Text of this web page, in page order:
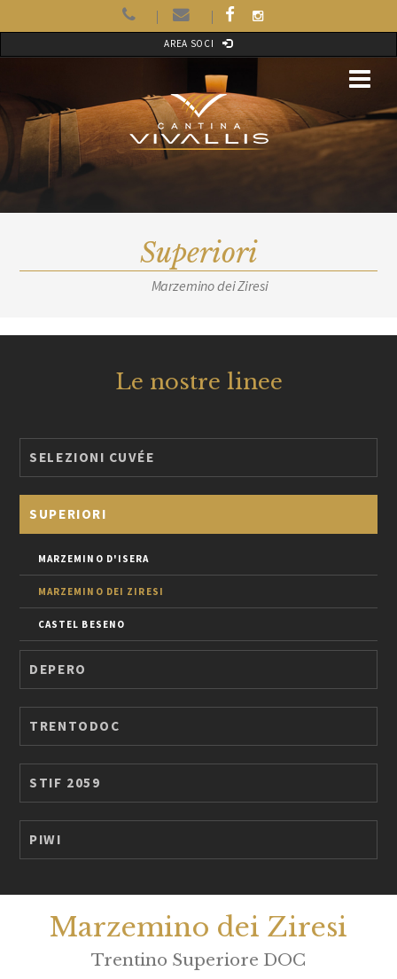
AREA SOCI
Superiori
Marzemino dei Ziresi
Le nostre linee
SELEZIONI CUVÉE
SUPERIORI
MARZEMINO D'ISERA
MARZEMINO DEI ZIRESI
CASTEL BESENO
DEPERO
TRENTODOC
STIF 2059
PIWI
Marzemino dei Ziresi
Trentino Superiore DOC